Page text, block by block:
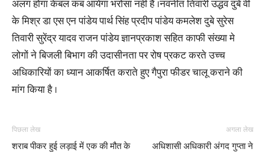
अलग होगा केबल कब आयेगा भरोसा नही है ।नवनीत तिवारी उद्धव दुबे वी
के मिश्र डा एस एन पांडेय पार्थ सिंह प्रदीप पांडेय कमलेश दुबे सुरेस
तिवारी सुरेंद्र यादव राजन पांडेय ज्ञानप्रकाश सहित काफी संख्या मे
लोगों ने बिजली बिभाग की उदासीनता पर रोष प्रकट करते उच्च
अधिकारियों का ध्यान आकर्षित कराते हुए गैपुरा फीडर चालू कराने की
मांग किया है ।
पिछला लेख
शराब पीकर हुई लड़ाई में एक की मौत के
अगला लेख
अधिशासी अधिकारी अंगद गुप्ता ने